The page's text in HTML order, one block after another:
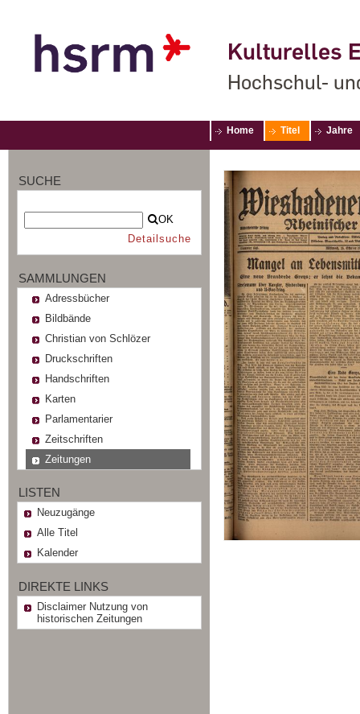
Kulturelles
Hochschul-
Home Titel Jahre
SUCHE
OK
Detailsuche
SAMMLUNGEN
Adressbücher
Bildbände
Christian von Schlözer
Druckschriften
Handschriften
Karten
Parlamentarier
Zeitschriften
Zeitungen
LISTEN
Neuzugänge
Alle Titel
Kalender
DIREKTE LINKS
Disclaimer Nutzung von
historischen Zeitungen